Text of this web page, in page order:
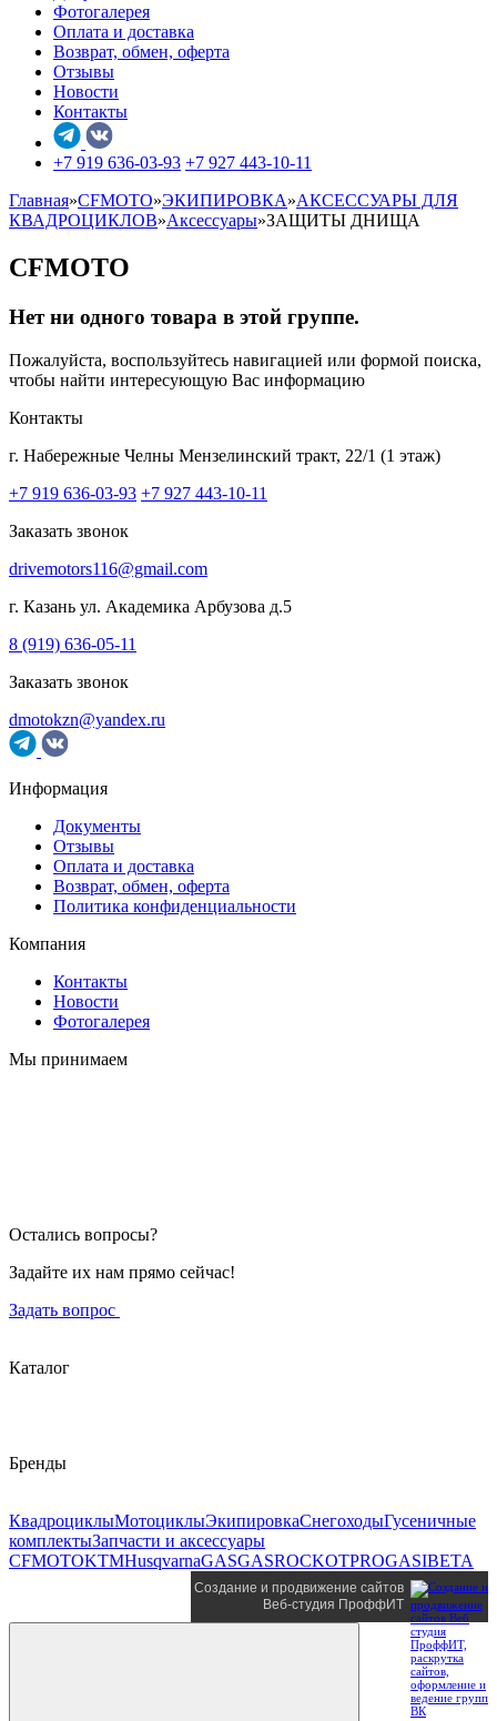
Фотогалерея
Оплата и доставка
Возврат, обмен, оферта
Отзывы
Новости
Контакты
+7 919 636-03-93 +7 927 443-10-11
Главная»CFMOTO»ЭКИПИРОВКА»АКСЕССУАРЫ ДЛЯ
КВАДРОЦИКЛОВ»Аксессуары»ЗАЩИТЫ ДНИЩА
CFMOTO
Нет ни одного товара в этой группе.
Пожалуйста, воспользуйтесь навигацией или формой поиска,
чтобы найти интересующую Вас информацию
Контакты
г. Набережные Челны Мензелинский тракт, 22/1 (1 этаж)
+7 919 636-03-93 +7 927 443-10-11
Заказать звонок
drivemotors116@gmail.com
г. Казань ул. Академика Арбузова д.5
8 (919) 636-05-11
Заказать звонок
dmotokzn@yandex.ru
Информация
Документы
Отзывы
Оплата и доставка
Возврат, обмен, оферта
Политика конфиденциальности
Компания
Контакты
Новости
Фотогалерея
Мы принимаем
Остались вопросы?
Задайте их нам прямо сейчас!
Задать вопрос
Каталог
Бренды
КвадроциклыМотоциклыЭкипировкаСнегоходыГусеничные
комплектыЗапчасти и аксессуары
CFMOTOKTMHusqvarnaGASGASROCKOTPROGASIBETA
Создание и продвижение сайтов
Веб-студия ПроффИТ